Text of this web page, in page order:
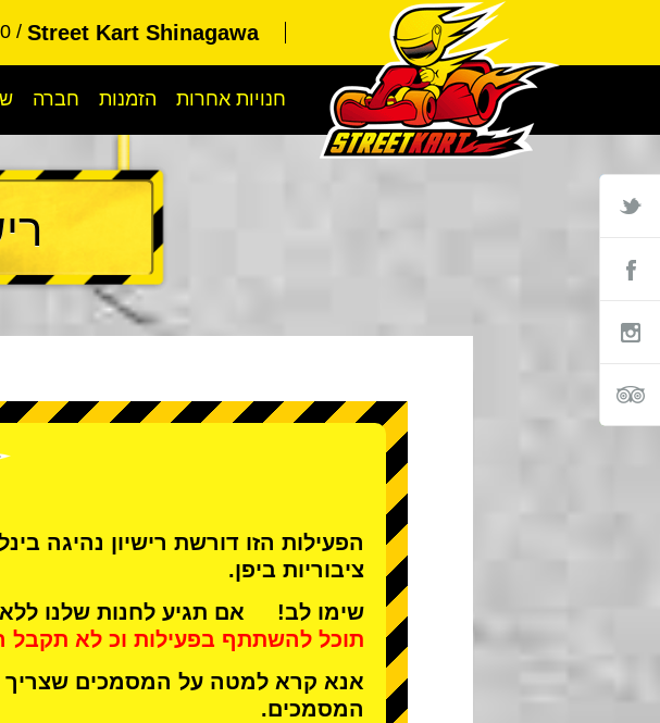
Street Kart Shinagawa
חברה הזמנות חנויות אחרות
הפעילות הזו דורשת רישיון נהיגה
ציבוריות ביפן.
שימו לב! אם תגיע לחנות שלנו
תוכל להשתתף בפעילות וכ לא תקבל
אנא קרא למטה על המסמכים שצריך
המסמכים.